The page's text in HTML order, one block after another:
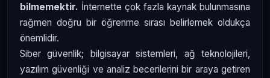
bilmemektir. İnternette çok fazla kaynak bulunmasına
rağmen doğru bir öğrenme sırası belirlemek oldukça
önemlidir.
Siber güvenlik; bilgisayar sistemleri, ağ teknolojileri,
yazılım güvenliği ve analiz becerilerini bir araya getiren